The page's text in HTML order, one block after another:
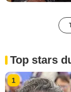
Top stars
1